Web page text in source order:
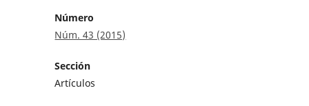
Número
Núm. 43 (2015)
Sección
Artículos